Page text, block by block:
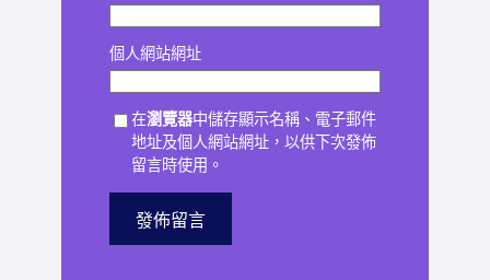
個人網站網址
在瀏覽器中儲存顯示名稱、電子郵件
地址及個人網站網址，以供下次發佈
留言時使用。